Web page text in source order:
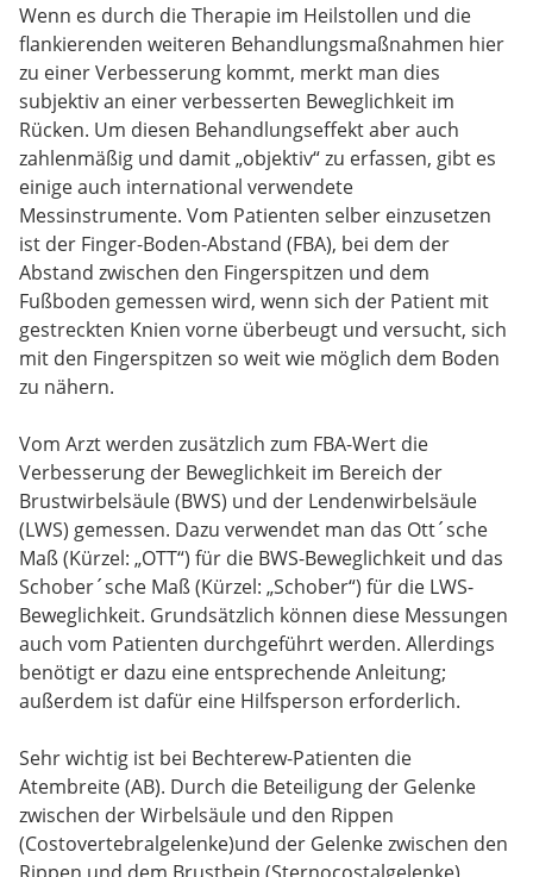
Wenn es durch die Therapie im Heilstollen und die
flankierenden weiteren Behandlungsmaßnahmen hier
zu einer Verbesserung kommt, merkt man dies
subjektiv an einer verbesserten Beweglichkeit im
Rücken. Um diesen Behandlungseffekt aber auch
zahlenmäßig und damit „objektiv“ zu erfassen, gibt es
einige auch international verwendete
Messinstrumente. Vom Patienten selber einzusetzen
ist der Finger-Boden-Abstand (FBA), bei dem der
Abstand zwischen den Fingerspitzen und dem
Fußboden gemessen wird, wenn sich der Patient mit
gestreckten Knien vorne überbeugt und versucht, sich
mit den Fingerspitzen so weit wie möglich dem Boden
zu nähern.
Vom Arzt werden zusätzlich zum FBA-Wert die
Verbesserung der Beweglichkeit im Bereich der
Brustwirbelsäule (BWS) und der Lendenwirbelsäule
(LWS) gemessen. Dazu verwendet man das Ott´sche
Maß (Kürzel: „OTT“) für die BWS-Beweglichkeit und das
Schober´sche Maß (Kürzel: „Schober“) für die LWS-
Beweglichkeit. Grundsätzlich können diese Messungen
auch vom Patienten durchgeführt werden. Allerdings
benötigt er dazu eine entsprechende Anleitung;
außerdem ist dafür eine Hilfsperson erforderlich.
Sehr wichtig ist bei Bechterew-Patienten die
Atembreite (AB). Durch die Beteiligung der Gelenke
zwischen der Wirbelsäule und den Rippen
(Costovertebralgelenke)und der Gelenke zwischen den
Rippen und dem Brustbein (Sternocostalgelenke)